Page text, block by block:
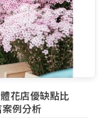
花店優缺點比
例分析